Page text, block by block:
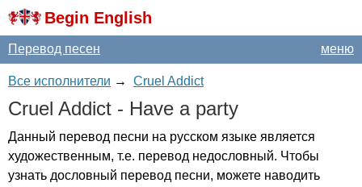
Begin English
меню
Перевод песен
Все исполнители → Cruel Addict
Cruel Addict - Have a party
Данный перевод песни на русском языке является
художественным, т.е. перевод недословный. Чтобы
узнать дословный перевод песни, можете наводить